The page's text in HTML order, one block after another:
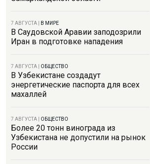
7 АВГУСТА В МИРЕ
В Саудовской Аравии заподозрили
Иран в подготовке нападения
7 АВГУСТА ОБЩЕСТВО
В Узбекистане создадут
энергетические паспорта для всех
махаллей
7 АВГУСТА ОБЩЕСТВО
Более 20 тонн винограда из
Узбекистана не допустили на рынок
России